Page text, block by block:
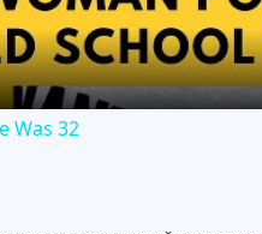
a
yWas 32